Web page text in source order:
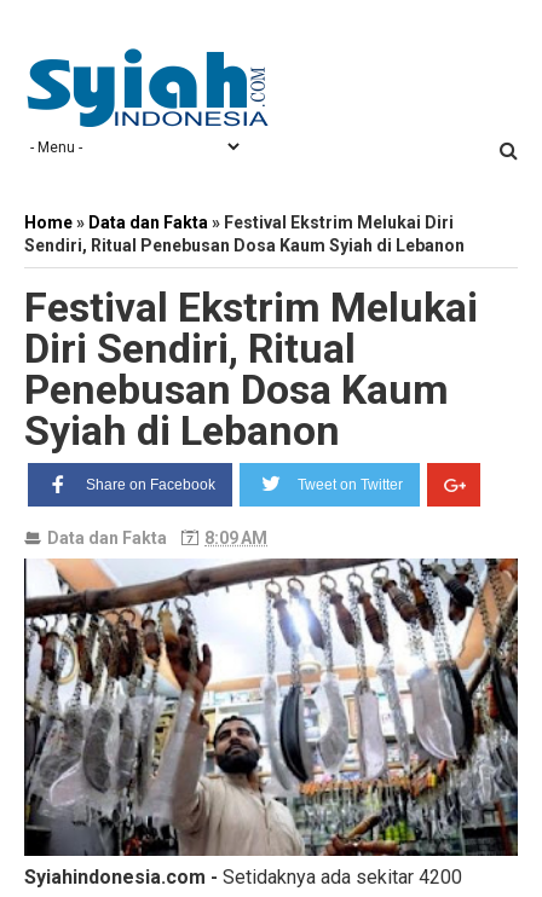
Home» Data dan Fakta » Festival Ekstrim Melukai Diri
Sendiri, Ritual Penebusan Dosa Kaum Syiah di Lebanon
Festival Ekstrim Melukai
Diri Sendiri, Ritual
Penebusan Dosa Kaum
Syiah di Lebanon
Share on Facebook Tweet on Twitter
Data dan Fakta 8:09 AM
Syiahindonesia.com - Setidaknya ada sekitar 4200